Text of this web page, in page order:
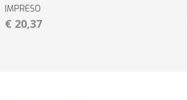
IMPRESO
€ 20,37